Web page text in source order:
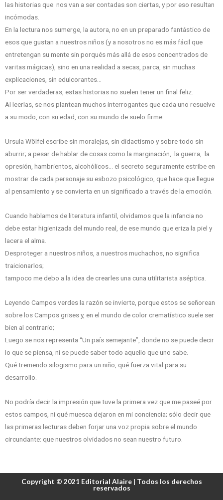
las historias que nos van a ser contadas son ciertas, y por eso resultan
incómodas.
En la lectura nos sumerge, la autora, no en un preparado fantástico de
esos que gustan a nuestros niños (y a nosotros no es más fácil que
entretengan su mente sin porqués más allá de esos concentrados de
varitas mágicas), sino en una realidad a secas, parca, sin muchas
explicaciones, sin edulcorantes…
Por ser verdaderas, estas historias no suelen tener un final feliz.
Al leerlas, se nos plantean muchos interrogantes que cada uno resuelve
a su modo, con su edad, con su mundo de suelo firme.
Ursula Wölfel escribe sin moralejas, sin didactismo y sobre todo sin
aburrir; a pesar de hablar de cosas como la marginación, la guerra, la
opresión, hambrientos, alcohólicos… el secreto seguramente estribe en
mostrar de cada personaje su esbozo psicológico, que hace que llegue
al pensamiento y se convierta en un significado a través de la emoción.
Cuando hablamos de literatura infantil, olvidamos que la infancia no
debe estar higienizada del mundo real, de ese mundo que eriza la piel y
lacera el alma.
Desproteger a nuestros niños, a nuestros muchachos, no significa
traicionarlos;
tampoco me debo a la idea de crearles una cuna utilitarista aséptica.
Leyendo Campos verdes la razón se invierte, porque estos se señorean
sobre los Campos grises y, en el mundo de color crematístico suele ser
bien al contrario;
Luego se nos representa “Un país semejante”, donde no se puede decir
lo que se piensa, ni se puede saber todo aquello que uno sabe.
Qué tremendo silogismo para un niño, qué fuerza vital para su
desarrollo.
No podría decir la impresión que tuve la primera vez que me paseé por
estos campos, ni qué muesca dejaron en mi conciencia; sólo decir que
las primeras lecturas deben forjar una voz propia sobre el mundo
circundante: que nuestros olvidados no sean nuestro futuro.
Copyright © 2021 Editorial Alaire | Todos los derechos
reservados